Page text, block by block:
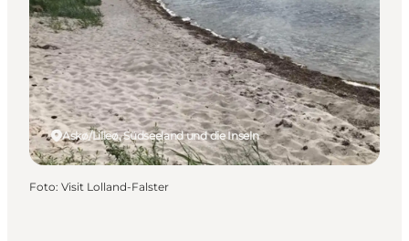
Kultur
Gastronomie
Urlaubsplaner
Askø/Lilleø, Südseeland und die Inseln
Foto: Visit Lolland-Falster